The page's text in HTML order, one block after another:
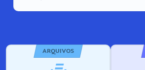
ARQUIVOS